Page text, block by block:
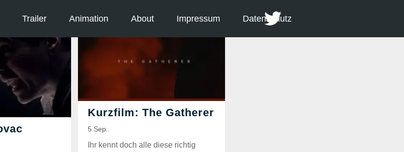
Trailer Animation About Impressum Datenschutz
Ihr kennt doch alle diese richtig